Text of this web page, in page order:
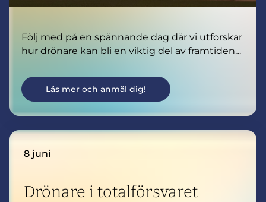
Följ med på en spännande dag där vi utforskar
hur drönare kan bli en viktig del av framtidens
Under dagen får du ta del av inspirerande
seminarier som visar både vad som redan görs
och vilka möjligheter som väntar framåt.
Läs mer och anmäl dig!
8 juni
Drönare i totalförsvaret